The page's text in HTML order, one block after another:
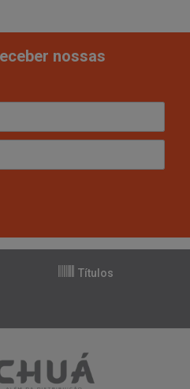
nossas
Títulos